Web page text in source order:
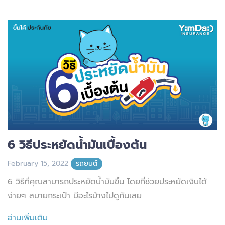
6 วิธีประหยัดน้ำมันเบื้องต้น
February 15, 2022 รถยนต์
6 วิธีที่คุณสามารถประหยัดน้ำมันขึ้น โดยที่ช่วยประหยัดเงินได้
ง่ายๆ สบายกระเป๋า มีอะไรบ้างไปดูกันเลย
อ่านเพิ่มเติม